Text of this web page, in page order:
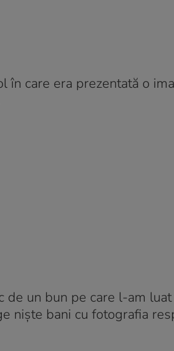
în care era prezentată o
de un bun pe care l-am
niște bani cu fotografia